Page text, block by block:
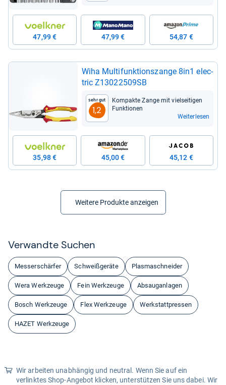
47,99 € 47,99 € 54,87 €
Wiha Mul­ti­funk­ti­ons­zange 8in1 elec­
tric Z13022509SB
Sehr gut
1,2
Kom­pakte Zange mit viel­sei­ti­gen
Funk­tio­nen
Weiterlesen
35,98 € 45,00 € 45,12 €
Weitere Produkte anzeigen
Ver­wandte Suchen
Messerschärfer Schweißgeräte Plasmaschneider
Wera Werkzeuge Fein Werkzeuge Absauganlagen
Bosch Werkzeuge Flex Werkzeuge Werkstattpressen
HAZET Werkzeuge
Wir arbeiten unabhängig und neutral. Wenn Sie auf ein
verlinktes Shop-Angebot klicken, unterstützen Sie uns dabei. Wir